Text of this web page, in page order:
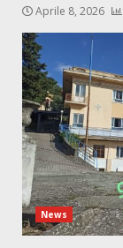
Aprile 8, 2026
News